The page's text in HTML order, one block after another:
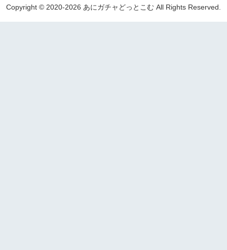
Copyright © 2020-2026 あにガチャどっとこむ All Rights Reserved.